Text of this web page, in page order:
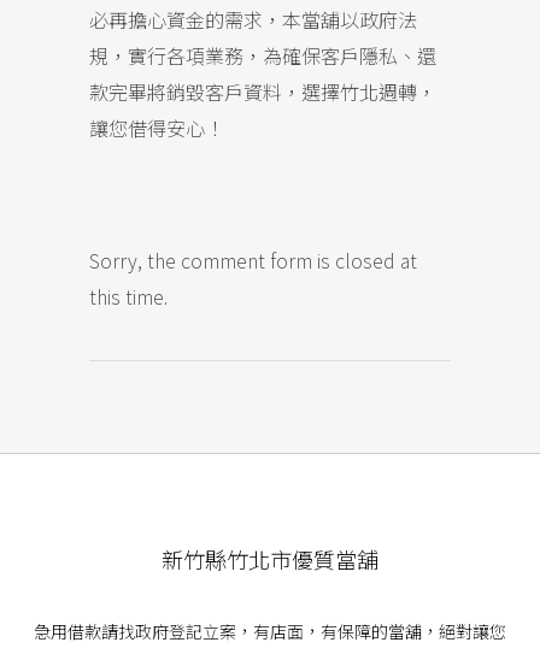
必再擔心資金的需求，本當舖以政府法
規，實行各項業務，為確保客戶隱私、還
款完畢將銷毀客戶資料，選擇竹北週轉，
讓您借得安心！
Sorry, the comment form is closed at
this time.
新竹縣竹北市優質當舖
急用借款請找政府登記立案，有店面，有保障的當舖，絕對讓您